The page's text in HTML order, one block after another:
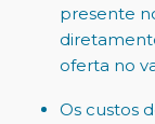
presente
oferta no
Os custos